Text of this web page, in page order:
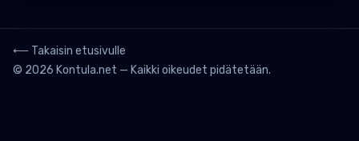
⟵ Takaisin etusivulle
© 2026 Kontula.net — Kaikki oikeudet pidätetään.